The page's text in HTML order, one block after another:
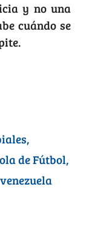
y no una
cuándo se
,
de Fútbol,
venezuela